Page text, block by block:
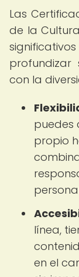
Las
de la
profundizar
con la
puedes
propio
línea,
en el